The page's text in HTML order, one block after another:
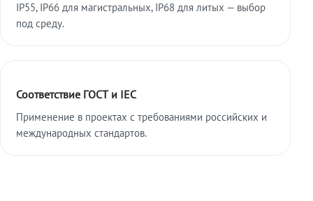
IP55, IP66 для магистральных, IP68 для литых — выбор
под среду.
Соответствие ГОСТ и IEC
Применение в проектах с требованиями российских и
международных стандартов.